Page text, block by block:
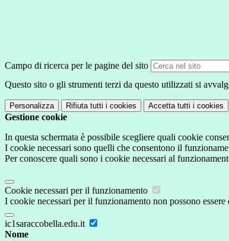
Campo di ricerca per le pagine del sito
Questo sito o gli strumenti terzi da questo utilizzati si
Personalizza Rifiuta tutti i cookies Accetta tutti i cookies
Gestione cookie
In questa schermata è possibile scegliere quali cookie
I cookie necessari sono quelli che consentono il
Per conoscere quali sono i cookie necessari al
Cookie necessari per il funzionamento
I cookie necessari per il funzionamento non possono
ic1saraccobella.edu.it
Nome